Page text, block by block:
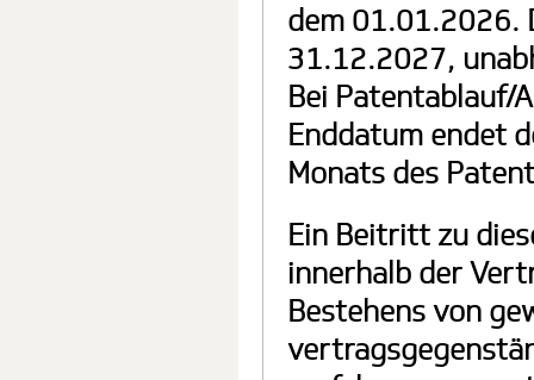
dem 01.01.2026.
31.12.2027,
Bei Patentablauf/
Enddatum endet
Monats des
Ein Beitritt zu
innerhalb der
Bestehens von